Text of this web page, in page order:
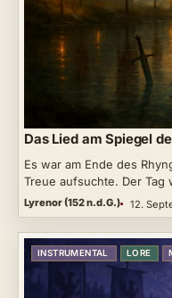
Das Lied am Spiegel
Es war am Ende des
Treue aufsuchte. Der Tag
Lyrenor (152 n.d.G.) 12.
INSTRUMENTAL LORE